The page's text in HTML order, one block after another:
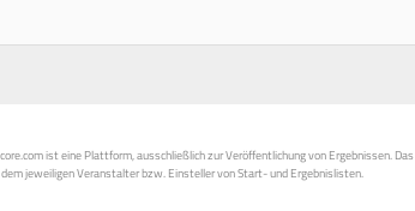
ist eine Plattform, ausschließlich zur Veröffentlichung von Ergebnissen.
jeweiligen Veranstalter bzw. Einsteller von Start- und Ergebnislisten.